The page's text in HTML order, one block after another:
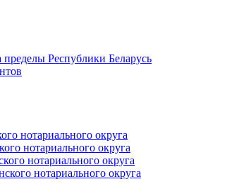
пределы Республики Беларусь
нотариального округа
нотариального округа
нотариального округа
нотариального округа